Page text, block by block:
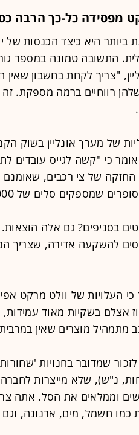
מפסידה כל-כך הרבה
התשובה טמונה במספר
"צריך לקחת בחשבון
רווחיים ברמה מספקת.
של מערך אונליין בשוק
אומר כי "קשה לגייס
החזקה של צי רכבים, שאומנם
סלים של 1,000 שקל ויותר - זו חובה.
בסניפים? גם אלה
להשקעה אדירה, שצריך
העלויות של וולט מרקט
אצלם בשקיות מאוד
מתמהיל מוצרים שאין
שמדובר בחנויות
נ"ש), שלא מייצרות
וממלאים את הסל. אתה
כמו חשמל, מים, ארנונה,